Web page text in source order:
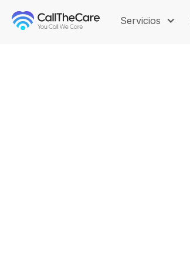
Servicios